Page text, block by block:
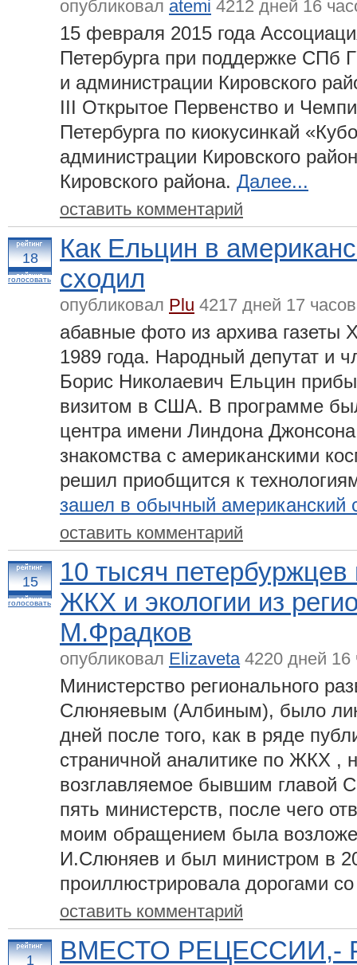
опубликовал atemi 4212 дней 16
15 февраля 2015 года
Петербурга при поддержке СПб
и администрации Кировского
III Открытое Первенство и
Петербурга по киокусинкай
администрации Кировского
Кировского района. Далее...
оставить комментарий
18
голосовать
Как Ельцин в
сходил
опубликовал Plu 4217 дней 17
абавные фото из архива газеты
1989 года. Народный депутат и
Борис Николаевич Ельцин
визитом в США. В программе
центра имени Линдона
знакомства с американскими
решил приобщится к
зашел в обычный американский
оставить комментарий
15
голосовать
10 тысяч
ЖКХ и экологии из
М.Фрадков
опубликовал Elizaveta4220 дней 16
Министерство регионального
Слюняевым (Албиным), было
дней после того, как в ряде
страничной аналитике по ЖКХ ,
возглавляемое бывшим главой
пять министерств, после чего
моим обращением была
И.Слюняев и был министром в
проиллюстрировала дорогами
оставить комментарий
1 ВМЕСТО РЕЦЕССИИ,-